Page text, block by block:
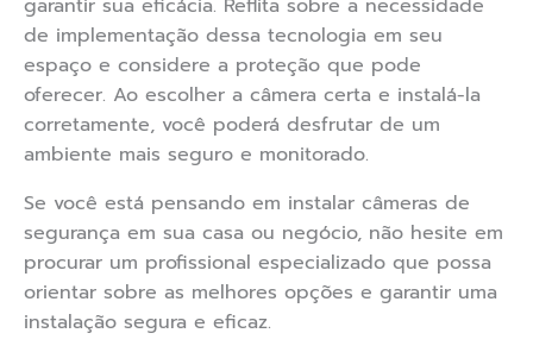
garantir sua eficácia. Reflita sobre a necessidade
de implementação dessa tecnologia em seu
espaço e considere a proteção que pode
oferecer. Ao escolher a câmera certa e instalá-la
corretamente, você poderá desfrutar de um
ambiente mais seguro e monitorado.
Se você está pensando em instalar câmeras de
segurança em sua casa ou negócio, não hesite em
procurar um profissional especializado que possa
orientar sobre as melhores opções e garantir uma
instalação segura e eficaz.